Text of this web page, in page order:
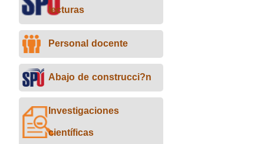
lecturas
Personal docente
Abajo de construcci?n
Investigaciones
científicas